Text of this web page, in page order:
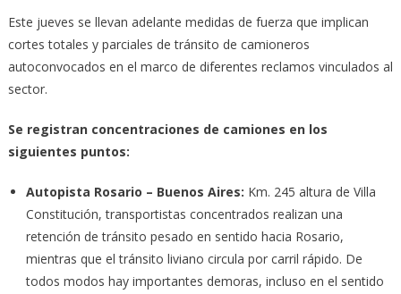
Este jueves se llevan adelante medidas de fuerza que implican
cortes totales y parciales de tránsito de camioneros
autoconvocados en el marco de diferentes reclamos vinculados al
sector.
Se registran concentraciones de camiones en los
siguientes puntos:
Autopista Rosario – Buenos Aires: Km. 245 altura de Villa
Constitución, transportistas concentrados realizan una
retención de tránsito pesado en sentido hacia Rosario,
mientras que el tránsito liviano circula por carril rápido. De
todos modos hay importantes demoras, incluso en el sentido